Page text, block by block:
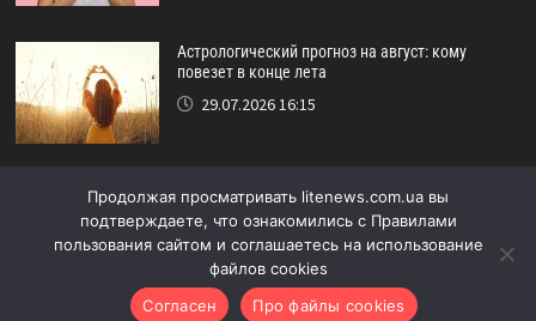
Астрологический прогноз на август: кому
повезет в конце лета
29.07.2026 16:15
Идеальный друг по знаку зодиака: кто никогда
не подведёт?
24.07.2026 17:48
Продолжая просматривать litenews.com.ua вы
подтверждаете, что ознакомились с Правилами
пользования сайтом и соглашаетесь на использование
файлов cookies
Согласен
Про файлы cookies